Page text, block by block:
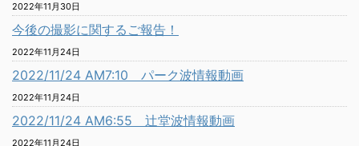
2022年11月30日
今後の撮影に関するご報告！
2022年11月24日
2022/11/24 AM7:10 パーク波情報動画
2022年11月24日
2022/11/24 AM6:55 辻堂波情報動画
2022年11月24日